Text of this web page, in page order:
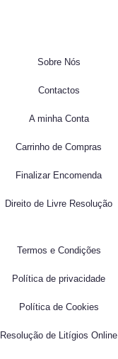
Sobre Nós
Contactos
A minha Conta
Carrinho de Compras
Finalizar Encomenda
Direito de Livre Resolução
Termos e Condições
Política de privacidade
Política de Cookies
Resolução de Litígios Online